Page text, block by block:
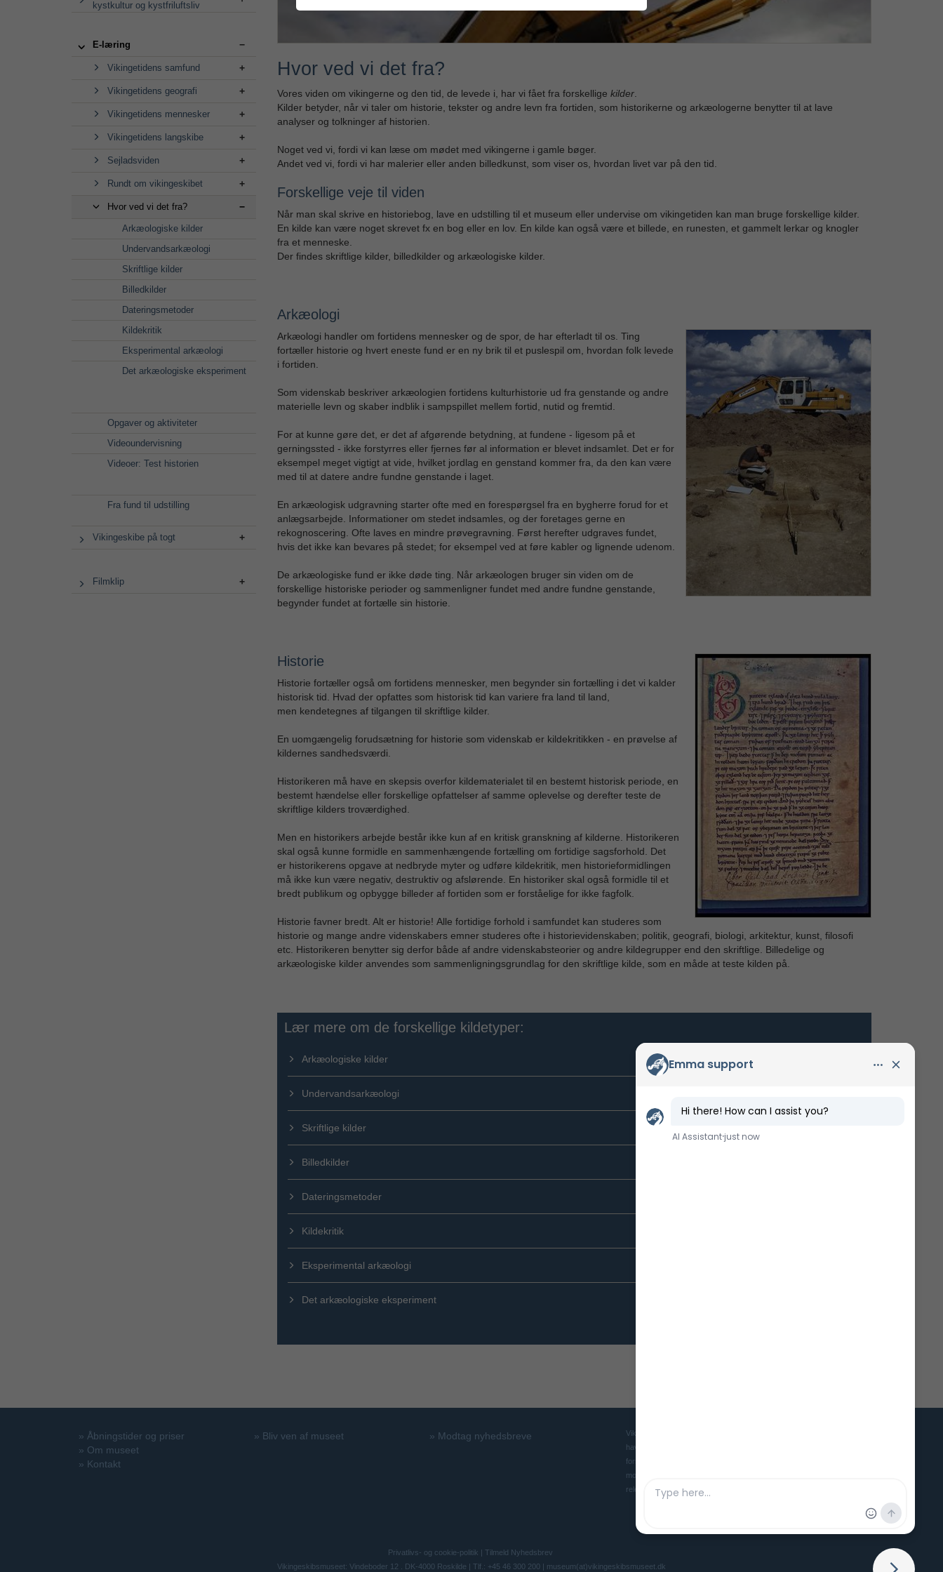
kystkultur og kystfriluftsliv
E-læring
Vikingetidens samfund
Vikingetidens geografi
Vikingetidens mennesker
Vikingetidens langskibe
Sejladsviden
Rundt om vikingeskibet
Hvor ved vi det fra?
Arkæologiske kilder
Undervandsarkæologi
Skriftlige kilder
Billedkilder
Dateringsmetoder
Kildekritik
Eksperimental arkæologi
Det arkæologiske eksperiment
Opgaver og aktiviteter
Videoundervisning
Videoer: Test historien
Fra fund til udstilling
Vikingeskibe på togt
Filmklip
Hvor ved vi det fra?
Vores viden om vikingerne og den tid, de levede i, har vi fået fra forskellige kilder.
Kilder betyder, når vi taler om historie, tekster og andre levn fra fortiden, som historikerne og arkæologerne benytter til at lave
analyser og tolkninger af historien.
Noget ved vi, fordi vi kan læse om mødet med vikingerne i gamle bøger.
Andet ved vi, fordi vi har malerier eller anden billedkunst, som viser os, hvordan livet var på den tid.
Forskellige veje til viden
Når man skal skrive en historiebog, lave en udstilling til et museum eller undervise om vikingetiden kan man bruge forskellige kilder.
En kilde kan være noget skrevet fx en bog eller en lov. En kilde kan også være et billede, en runesten, et gammelt lerkar og knogler
fra et menneske.
Der findes skriftlige kilder, billedkilder og arkæologiske kilder.
Arkæologi
Arkæologi handler om fortidens mennesker og de spor, de har efterladt til os. Ting
fortæller historie og hvert eneste fund er en ny brik til et puslespil om, hvordan folk levede
i fortiden.
Som videnskab beskriver arkæologien fortidens kulturhistorie ud fra genstande og andre
materielle levn og skaber indblik i sampspillet mellem fortid, nutid og fremtid.
For at kunne gøre det, er det af afgørende betydning, at fundene - ligesom på et
gerningssted - ikke forstyrres eller fjernes før al information er blevet indsamlet. Det er for
eksempel meget vigtigt at vide, hvilket jordlag en genstand kommer fra, da den kan være
med til at datere andre fundne genstande i laget.
En arkæologisk udgravning starter ofte med en forespørgsel fra en bygherre forud for et
anlægsarbejde. Informationer om stedet indsamles, og der foretages gerne en
rekognoscering. Ofte laves en mindre prøvegravning. Først herefter udgraves fundet,
hvis det ikke kan bevares på stedet; for eksempel ved at føre kabler og lignende udenom.
De arkæologiske fund er ikke døde ting. Når arkæologen bruger sin viden om de
forskellige historiske perioder og sammenligner fundet med andre fundne genstande,
begynder fundet at fortælle sin historie.
Historie
Historie fortæller også om fortidens mennesker, men begynder sin fortælling i det vi kalder
historisk tid. Hvad der opfattes som historisk tid kan variere fra land til land,
men kendetegnes af tilgangen til skriftlige kilder.
En uomgængelig forudsætning for historie som videnskab er kildekritikken - en prøvelse af
kildernes sandhedsværdi.
Historikeren må have en skepsis overfor kildematerialet til en bestemt historisk periode, en
bestemt hændelse eller forskellige opfattelser af samme oplevelse og derefter teste de
skriftlige kilders troværdighed.
Men en historikers arbejde består ikke kun af en kritisk granskning af kilderne. Historikeren
skal også kunne formidle en sammenhængende fortælling om fortidige sagsforhold. Det
er historikerens opgave at nedbryde myter og udføre kildekritik, men historieformidlingen
må ikke kun være negativ, destruktiv og afslørende. En historiker skal også formidle til et
bredt publikum og opbygge billeder af fortiden som er forståelige for ikke fagfolk.
Historie favner bredt. Alt er historie! Alle fortidige forhold i samfundet kan studeres som
historie og mange andre videnskabers emner studeres ofte i historievidenskaben; politik, geografi, biologi, arkitektur, kunst, filosofi
etc. Historikeren benytter sig derfor både af andre videnskabsteorier og andre kildegrupper end den skriftlige. Billedelige og
arkæologiske kilder anvendes som sammenligningsgrundlag for den skriftlige kilde, som en måde at teste kilden på.
Lær mere om de forskellige kildetyper:
Arkæologiske kilder
Undervandsarkæologi
Skriftlige kilder
Billedkilder
Dateringsmetoder
Kildekritik
Eksperimental arkæologi
Det arkæologiske eksperiment
» Åbningstider og priser
» Om museet
» Kontakt
» Bliv ven af museet » Modtag nyhedsbreve
Vikingeskibsmuseet er Danmarks museum for mennesket, skibet og
havet i oldtid og middelalder. Museet søger gennem udstillinger,
forskning og eksperimentel arkæologi at skabe et levende og
moderne museum, der gør vores maritime forhistorie interessant og
relevant for nutidens mennesker.
Privatlivs- og cookie-politik | Tilmeld Nyhedsbrev
Vikingeskibsmuseet: Vindeboder 12 . DK-4000 Roskilde | Tlf.: +45 46 300 200 | museum(at)vikingeskibsmuseet.dk